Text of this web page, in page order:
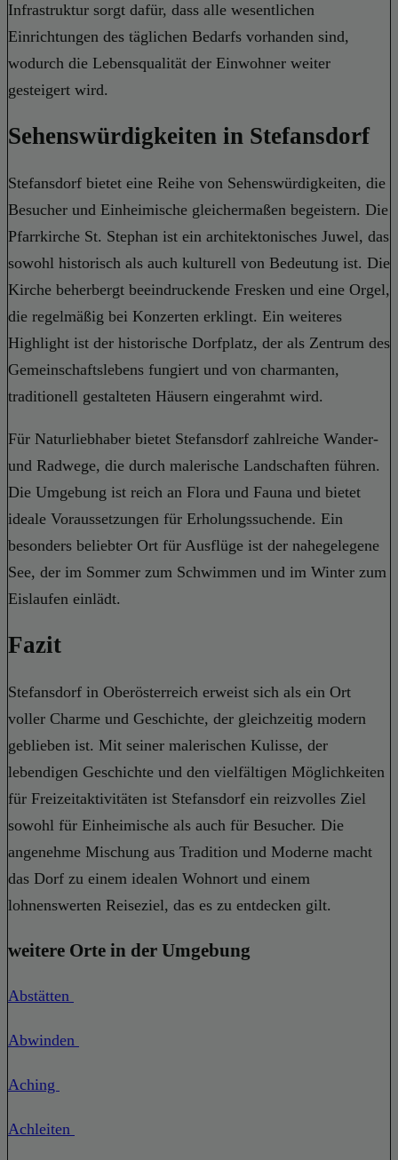
Infrastruktur sorgt dafür, dass alle wesentlichen
Einrichtungen des täglichen Bedarfs vorhanden sind,
wodurch die Lebensqualität der Einwohner weiter
gesteigert wird.
Sehenswürdigkeiten in Stefansdorf
Stefansdorf bietet eine Reihe von Sehenswürdigkeiten, die
Besucher und Einheimische gleichermaßen begeistern. Die
Pfarrkirche St. Stephan ist ein architektonisches Juwel, das
sowohl historisch als auch kulturell von Bedeutung ist. Die
Kirche beherbergt beeindruckende Fresken und eine Orgel,
die regelmäßig bei Konzerten erklingt. Ein weiteres
Highlight ist der historische Dorfplatz, der als Zentrum des
Gemeinschaftslebens fungiert und von charmanten,
traditionell gestalteten Häusern eingerahmt wird.
Für Naturliebhaber bietet Stefansdorf zahlreiche Wander-
und Radwege, die durch malerische Landschaften führen.
Die Umgebung ist reich an Flora und Fauna und bietet
ideale Voraussetzungen für Erholungssuchende. Ein
besonders beliebter Ort für Ausflüge ist der nahegelegene
See, der im Sommer zum Schwimmen und im Winter zum
Eislaufen einlädt.
Fazit
Stefansdorf in Oberösterreich erweist sich als ein Ort
voller Charme und Geschichte, der gleichzeitig modern
geblieben ist. Mit seiner malerischen Kulisse, der
lebendigen Geschichte und den vielfältigen Möglichkeiten
für Freizeitaktivitäten ist Stefansdorf ein reizvolles Ziel
sowohl für Einheimische als auch für Besucher. Die
angenehme Mischung aus Tradition und Moderne macht
das Dorf zu einem idealen Wohnort und einem
lohnenswerten Reiseziel, das es zu entdecken gilt.
weitere Orte in der Umgebung
Abstätten
Abwinden
Aching
Achleiten